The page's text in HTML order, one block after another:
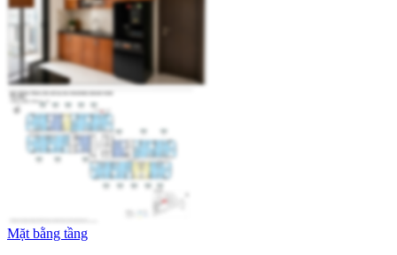
Mặt bằng tầng